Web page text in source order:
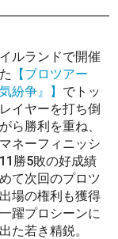
ルランドで開催
【プロツアー
紛争』】 でトッ
イヤーを打ち倒
ら勝利を重ね、
ネーフィニッシ
勝5敗の好成績
て次回のプロツ
場の権利も獲得
躍プロシーンに
た若き精鋭。